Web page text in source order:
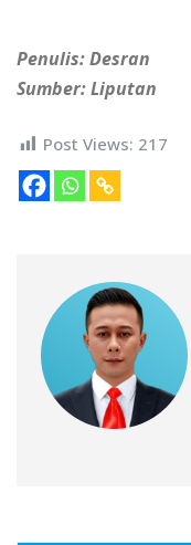
Penulis: Desran
Sumber: Liputan
Post Views: 217